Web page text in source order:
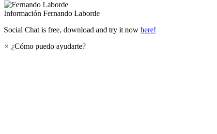
Información Fernando Laborde
Social Chat is free, download and try it now here!
× ¿Cómo puedo ayudarte?